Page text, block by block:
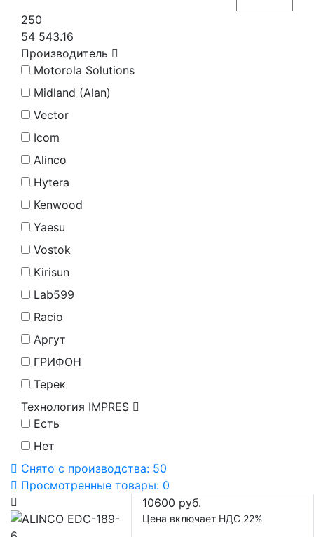
250
54 543.16
Производитель
Motorola Solutions
Midland (Alan)
Vector
Icom
Alinco
Hytera
Kenwood
Yaesu
Vostok
Kirisun
Lab599
Racio
Аргут
ГРИФОН
Терек
Технология IMPRES
Есть
Нет
Снято с производства: 50
Просмотренные товары: 0
10600 руб.
Цена включает НДС 22%